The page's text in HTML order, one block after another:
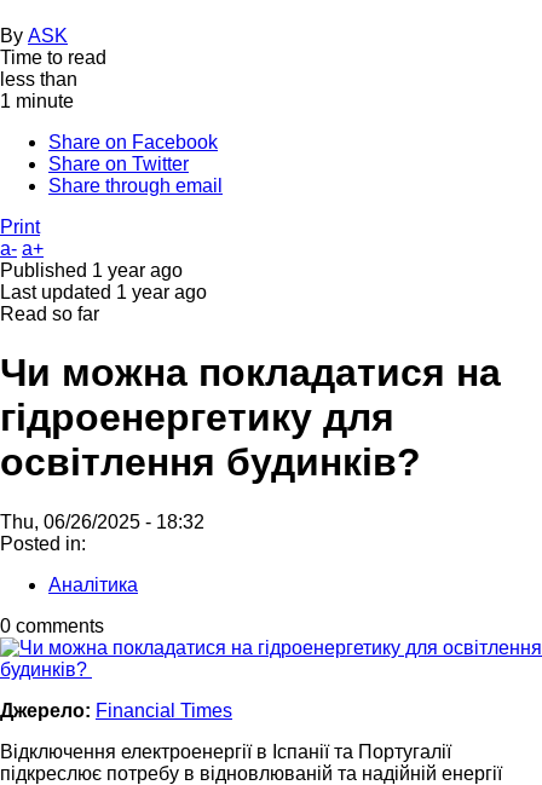
By ASK
Time to read
less than
1 minute
Share on Facebook
Share on Twitter
Share through email
Print
a- a+
Published 1 year ago
Last updated 1 year ago
Read so far
Чи можна покладатися на
гідроенергетику для
освітлення будинків?
Thu, 06/26/2025 - 18:32
Posted in:
Аналітика
0 comments
Джерело: Financial Times
Відключення електроенергії в Іспанії та Португалії
підкреслює потребу в відновлюваній та надійній енергії